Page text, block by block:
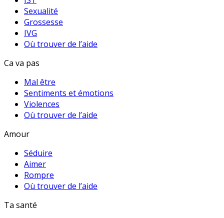
Sexualité
Grossesse
IVG
Où trouver de l’aide
Ca va pas
Mal être
Sentiments et émotions
Violences
Où trouver de l’aide
Amour
Séduire
Aimer
Rompre
Où trouver de l’aide
Ta santé